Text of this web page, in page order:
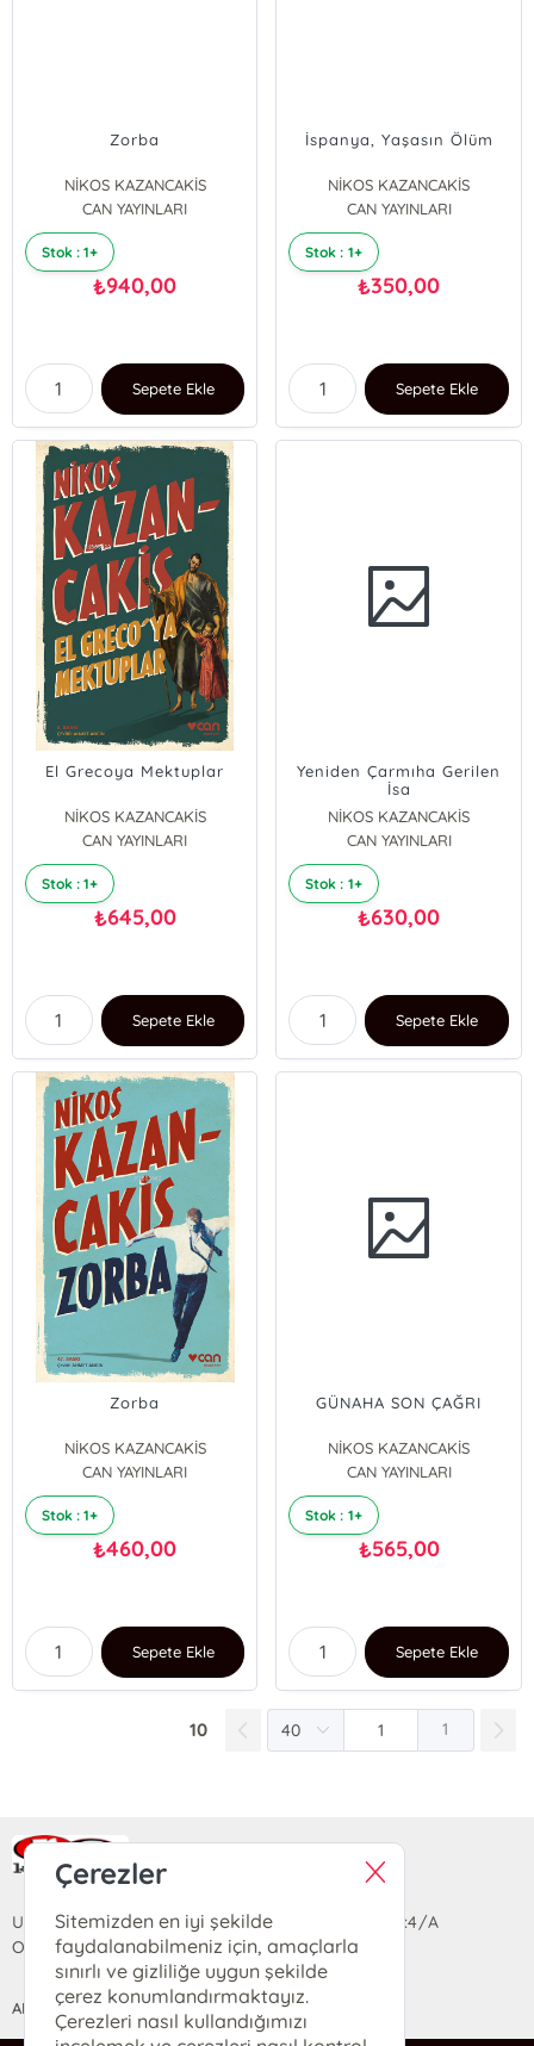
Zorba
NİKOS KAZANCAKİS
CAN YAYINLARI
Stok : 1+
₺940,00
Sepete Ekle
İspanya, Yaşasın Ölüm
NİKOS KAZANCAKİS
CAN YAYINLARI
Stok : 1+
₺350,00
Sepete Ekle
El Grecoya Mektuplar
NİKOS KAZANCAKİS
CAN YAYINLARI
Stok : 1+
₺645,00
Sepete Ekle
Yeniden Çarmıha Gerilen
İsa
NİKOS KAZANCAKİS
CAN YAYINLARI
Stok : 1+
₺630,00
Sepete Ekle
Zorba
NİKOS KAZANCAKİS
CAN YAYINLARI
Stok : 1+
₺460,00
Sepete Ekle
GÜNAHA SON ÇAĞRI
NİKOS KAZANCAKİS
CAN YAYINLARI
Stok : 1+
₺565,00
Sepete Ekle
10 1
Ra Yayın Kitabevi
Uzun Sokak Saray Çarşısı Lara Sineması Girişi No:4/A
Ortahisar/TRABZON
ANASAYFA YARDIM İLETİŞİM
Çerezler
Sitemizden en iyi şekilde
faydalanabilmeniz için, amaçlarla
sınırlı ve gizliliğe uygun şekilde
çerez konumlandırmaktayız.
Çerezleri nasıl kullandığımızı